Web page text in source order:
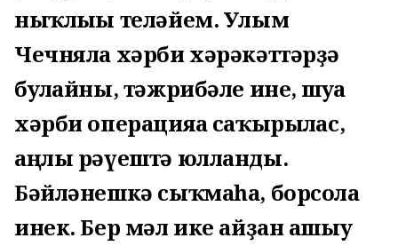
ныҡлығы теләйем. Улым
Чечняла хәрби хәрәкәттәрҙә
булғайны, тәжрибәле ине, шуға
хәрби операцияға саҡырылғас,
аңлы рәүештә юлланды.
Бәйләнешкә сыҡмаһа, борсола
инек. Бер мәл ике айҙан ашыу